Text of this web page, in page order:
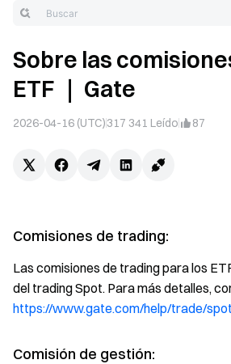
Sobre las
ETF ｜ Gate
2026-04-16 (UTC)317 341 Leído 87
Comisiones de trading:
Las comisiones de trading para los
del trading Spot. Para más detalles,
https://www.gate.com/help/trade/
Comisión de gestión: